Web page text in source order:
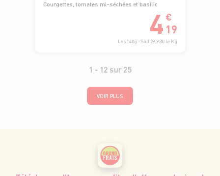
Courgettes, tomates mi-séchées et basilic
4 €
19
Les 140g - Soit 29,93€ le Kg
1 - 12sur25
VOIR PLUS